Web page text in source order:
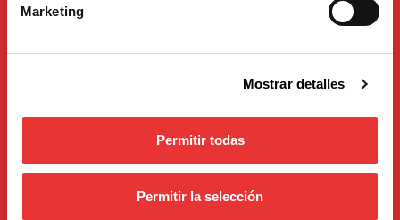
Marketing
Mostrar detalles
Permitir todas
Permitir la selección
Productos
Señalización y balizamiento
Mobiliario urbano